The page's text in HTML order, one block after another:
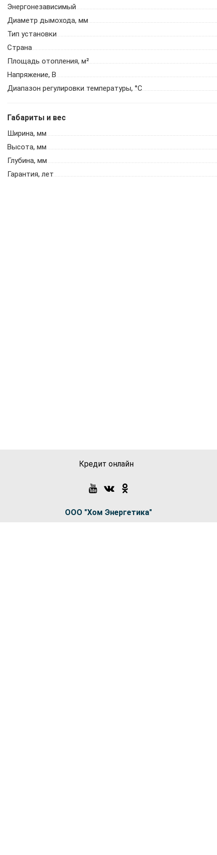
Энергонезависимый
Диаметр дымохода, мм
Тип установки
Страна
Площадь отопления, м²
Напряжение, В
Диапазон регулировки температуры, °С
Габариты и вес
Ширина, мм
Высота, мм
Глубина, мм
Гарантия, лет
Кредит онлайн
ООО "Хом Энергетика"